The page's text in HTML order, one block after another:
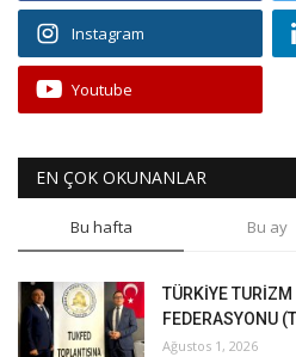
Instagram
Youtube
EN ÇOK OKUNANLAR
Bu hafta Bu ay
TÜRKİYE
FEDERASYONU
Ağustos 1, 2026